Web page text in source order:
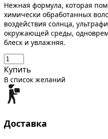
Нежная формула, которая
химически обработанных
воздействия солнца,
окружающей среды,
блеск и увлажняя.
Купить
В список желаний
Доставка